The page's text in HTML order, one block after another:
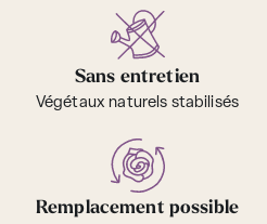
Sans entretien
Végétaux naturels stabilisés
Remplacement possible